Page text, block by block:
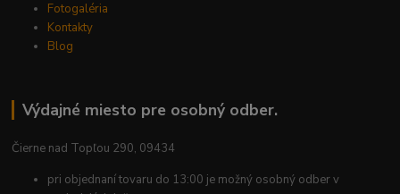
Fotogaléria
Kontakty
Blog
Výdajné miesto pre osobný odber.
Čierne nad Topľou 290, 09434
pri objednaní tovaru do 13:00 je možný osobný odber v